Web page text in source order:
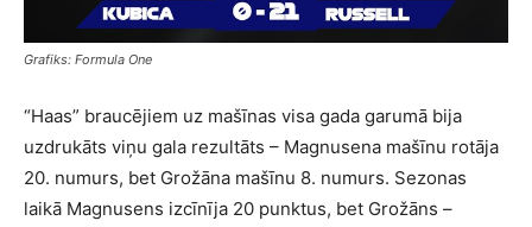
Grafiks: Formula One
“Haas” braucējiem uz mašīnas visa gada garumā bija
uzdrukāts viņu gala rezultāts – Magnusena mašīnu rotāja
20. numurs, bet Grožāna mašīnu 8. numurs. Sezonas
laikā Magnusens izcīnīja 20 punktus, bet Grožāns –